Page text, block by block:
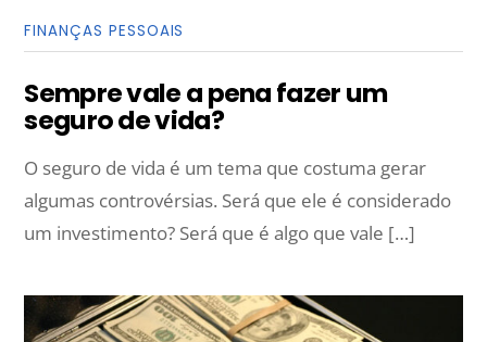
FINANÇAS PESSOAIS
Sempre vale a pena fazer um
seguro de vida?
O seguro de vida é um tema que costuma gerar
algumas controvérsias. Será que ele é considerado
um investimento? Será que é algo que vale […]